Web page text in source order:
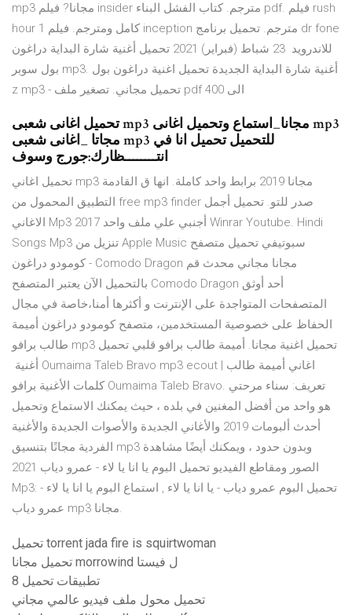
mp3 مجانا? فيلم insider مترجم. كتاب الفشل البناء pdf. فيلم rush
hour 1 كامل ومترجم. فيلم inception مترجم. تحميل برنامج dr fone
للاندرويد 23 شباط (فبراير) 2021 تحميل أغنية شارة البداية دراغون
بول سوبر mp3. أغنية شارة البداية الجديدة تحميل اغنية دراغون بول
تحميل اغانى شعبى mp3 مجانا_استماع وتحميل اغانى mp3
مجاتا _اغانى شعبى mp3 للتحميل تحميل انا في
انتــــــــظارك:جورج وسوف
تحميل اغاني mp3 مجانا 2019 برابط واحد كاملة. انها ق القادمة
التطبيق المحمول من free mp3 finder صدر للتو. تحميل أجمل
الاغاني Mp3 أجنبي علي ملف واحد 2017 Winrar Youtube. Hindi
Songs Mp3 تنزيل من Apple Music سبوتيفي تحميل متصفح
كومودو دراغون - Comodo Dragon مجانا مجاني محدث قم
بالتحميل الآن يعتبر المتصفح Comodo Dragon أحد أوثق
المتصفحات المتواجدة على الإنترنت و أكثرها أمنا،خاصة في مجال
الحفاظ على خصوصية المستخدمين، متصفح كومودو دراغون أميمة
طالب برافو mp3 تحميل اغنية مجانا. أميمة طالب برافو قلبي تحميل
أغنية ‏ Oumaima Taleb Bravo mp3 ecout | اغاني أميمة طالب
كلمات الأغنية برافو Oumaima Taleb Bravo. تعريف: سناء مرحتي
هو واحد من أفضل المغنين في بلده ، حيث يمكنك الاستماع وتحميل
أحدث ألبومات 2019 والأغاني الجديدة والأصوات الجديدة والأغنية
الفردية مجانًا بتنسيق mp3 وبدون حدود ، ويمكنك أيضًا مشاهدة
الصور ومقاطع الفيديو تحميل البوم يا انا يا لاء - عمرو دياب 2021
Mp3: تحميل البوم عمرو دياب - يا انا يا لاء , استماع البوم يا انا يا لاء -
عمرو دياب mp3 مجانا.
تحميل torrent jada fire is squirtwoman
تحميل مجانا morrowind ل فيستا
8 تطبيقات تحميل
تحميل محول ملف فيديو عالمي مجاني